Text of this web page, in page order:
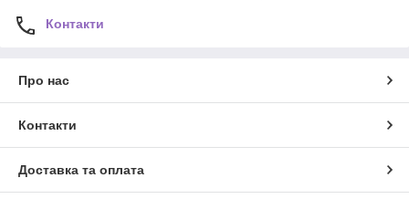
Контакти
Про нас
Контакти
Доставка та оплата